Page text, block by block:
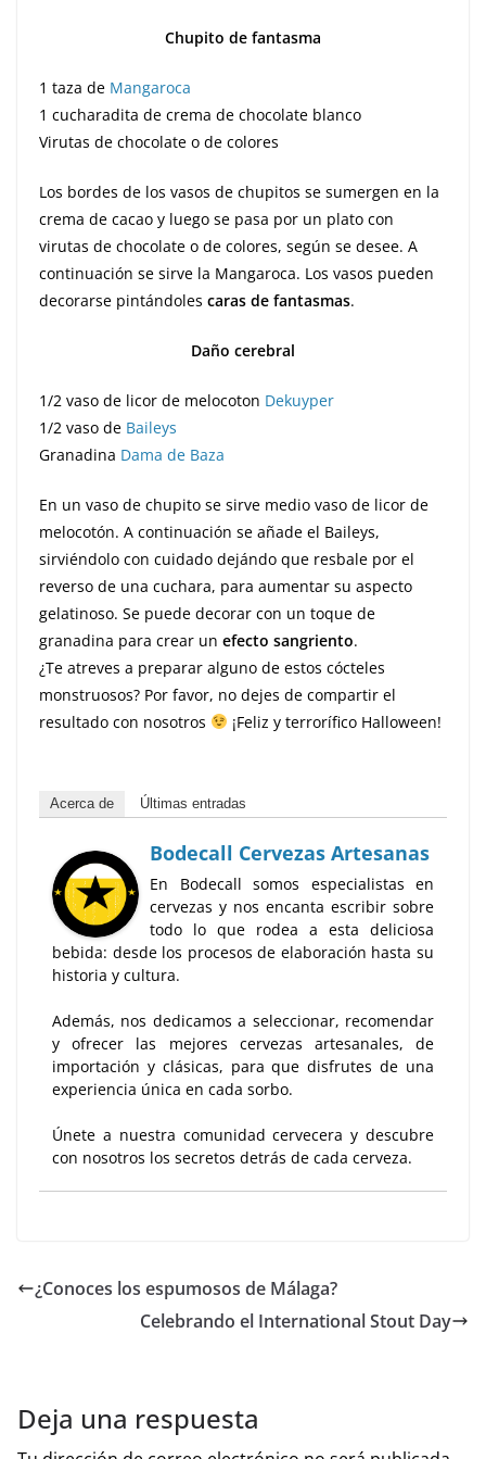
Chupito de fantasma
1 taza de Mangaroca
1 cucharadita de crema de chocolate blanco
Virutas de chocolate o de colores
Los bordes de los vasos de chupitos se sumergen en la
crema de cacao y luego se pasa por un plato con
virutas de chocolate o de colores, según se desee. A
continuación se sirve la Mangaroca. Los vasos pueden
decorarse pintándoles caras de fantasmas.
Daño cerebral
1/2 vaso de licor de melocoton Dekuyper
1/2 vaso de Baileys
Granadina Dama de Baza
En un vaso de chupito se sirve medio vaso de licor de
melocotón. A continuación se añade el Baileys,
sirviéndolo con cuidado dejándo que resbale por el
reverso de una cuchara, para aumentar su aspecto
gelatinoso. Se puede decorar con un toque de
granadina para crear un efecto sangriento.
¿Te atreves a preparar alguno de estos cócteles
monstruosos? Por favor, no dejes de compartir el
resultado con nosotros
¡Feliz y terrorífico Halloween!
Acerca de Últimas entradas
Bodecall Cervezas Artesanas
En Bodecall somos especialistas en
cervezas y nos encanta escribir sobre
todo lo que rodea a esta deliciosa
bebida: desde los procesos de elaboración hasta su
historia y cultura.
Además, nos dedicamos a seleccionar, recomendar
y ofrecer las mejores cervezas artesanales, de
importación y clásicas, para que disfrutes de una
experiencia única en cada sorbo.
Únete a nuestra comunidad cervecera y descubre
con nosotros los secretos detrás de cada cerveza.
¿Conoces los espumosos de Málaga?
Celebrando el International Stout Day
Deja una respuesta